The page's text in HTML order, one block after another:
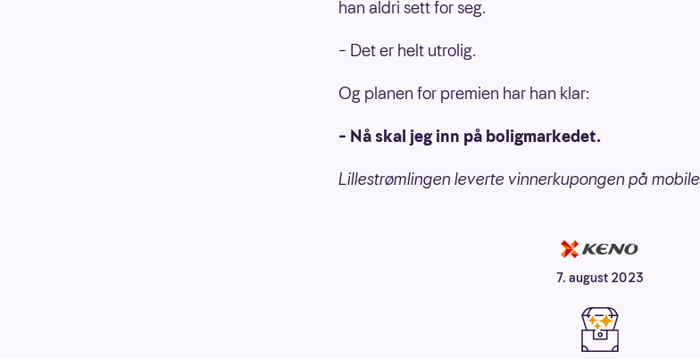
han aldri sett for seg.
– Det er helt utrolig.
Og planen for premien har han klar:
– Nå skal jeg inn på boligmarkedet.
Lillestrømlingen leverte vinnerkupongen på mobile
7. august 2023